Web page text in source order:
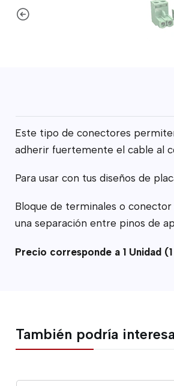
Este tipo de conectores
adherir fuertemente el cable al
Para usar con tus diseños de
Bloque de terminales o
una separación entre pinos de
Precio corresponde a 1 Unidad
También podría